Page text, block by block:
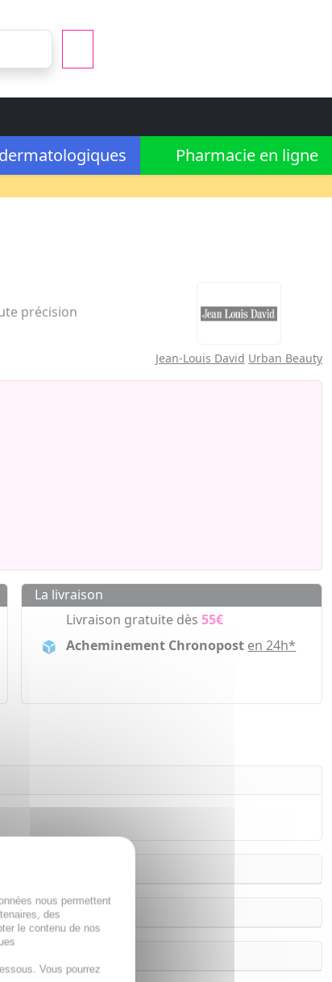
Pharmacie en ligne
précision
Jean-Louis David Urban Beauty
La livraison
Livraison gratuite dès55€
Acheminement Chronopost en 24h*
nous permettent
des
le contenu de nos
Vous pourrez